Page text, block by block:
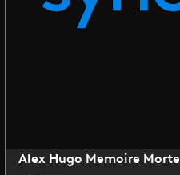
Alex Hugo Memoire Morte